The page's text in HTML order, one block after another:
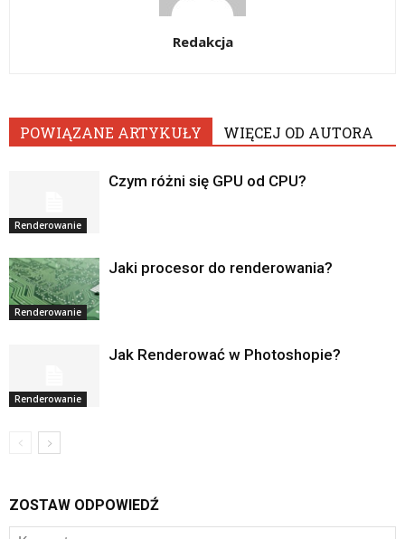
Redakcja
POWIĄZANE ARTYKUŁY WIĘCEJ OD AUTORA
Renderowanie
Czym różni się GPU od CPU?
Renderowanie
Jaki procesor do renderowania?
Renderowanie
Jak Renderować w Photoshopie?
ZOSTAW ODPOWIEDŹ